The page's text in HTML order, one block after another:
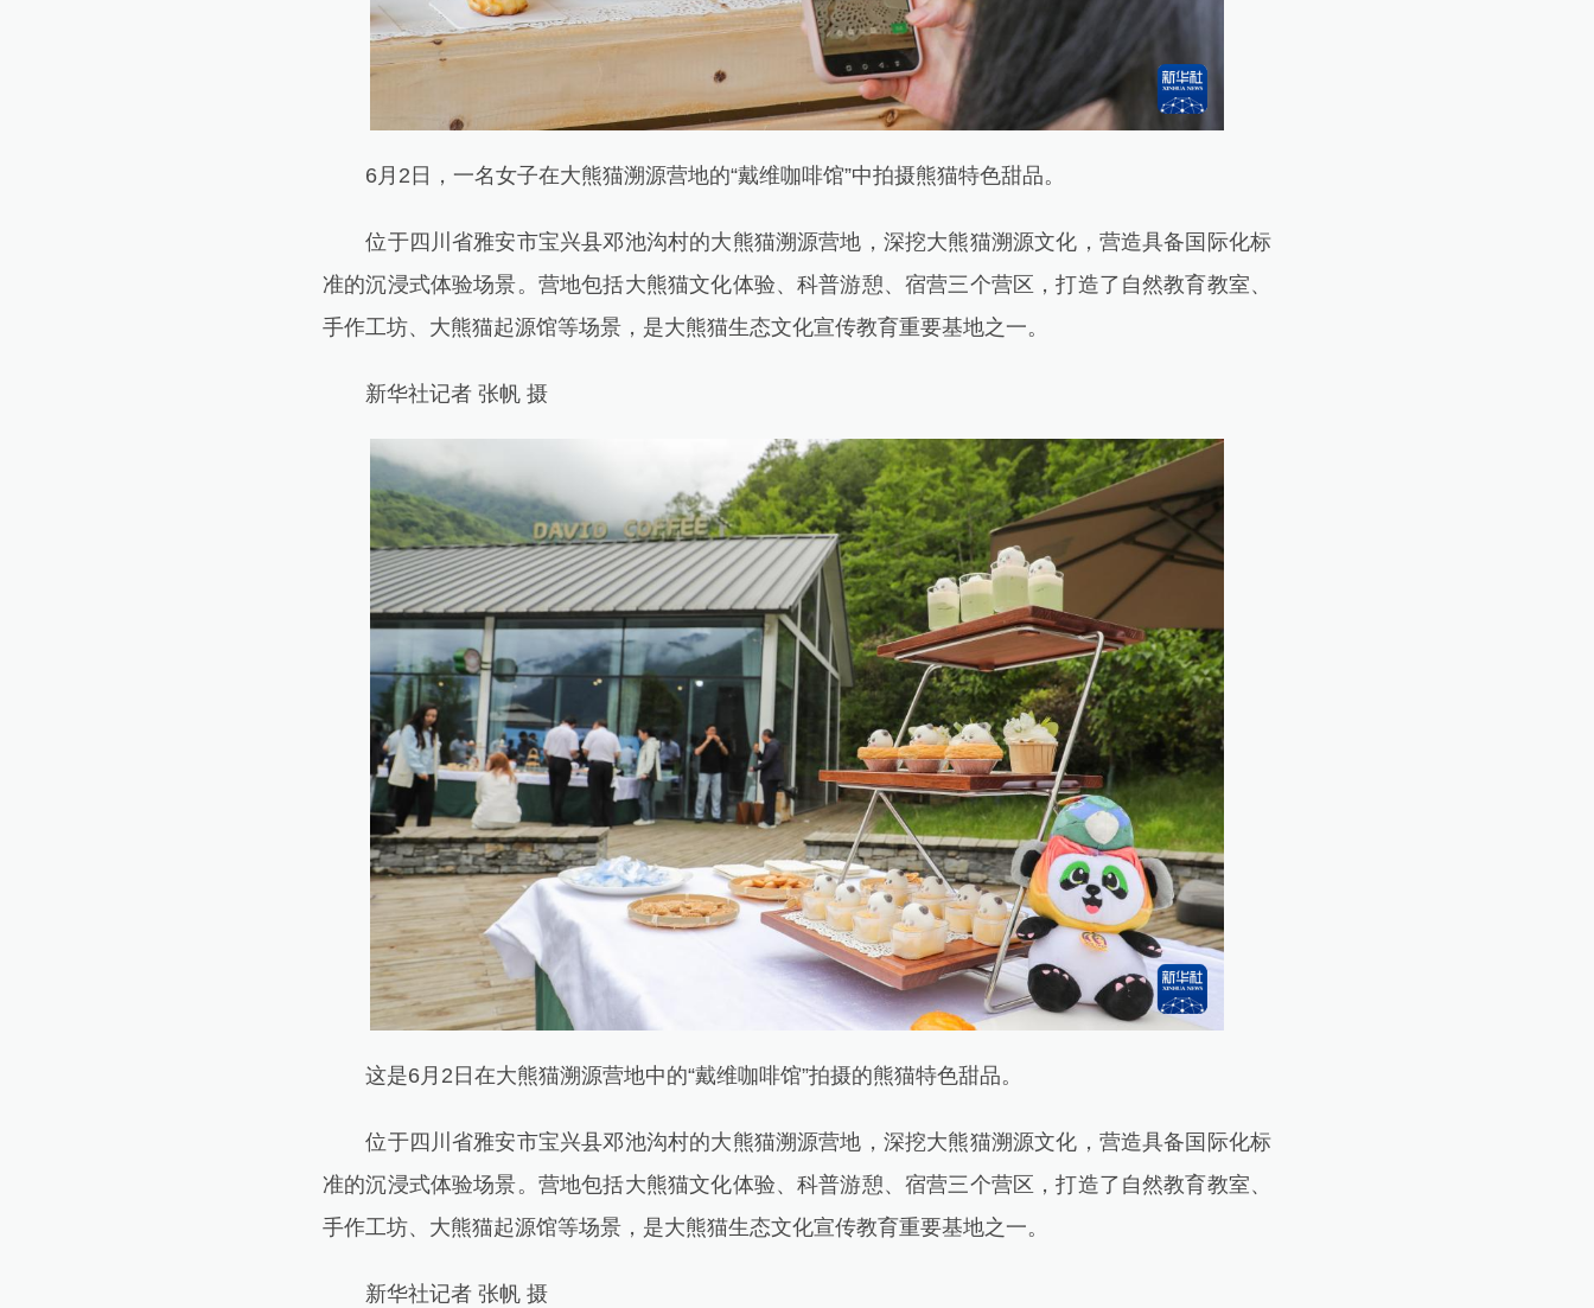
6月2日，一名女子在大熊猫溯源营地的“戴维咖啡馆”中拍摄熊猫特色甜品。
位于四川省雅安市宝兴县邓池沟村的大熊猫溯源营地，深挖大熊猫溯源文化，营造具备国际化标
准的沉浸式体验场景。营地包括大熊猫文化体验、科普游憩、宿营三个营区，打造了自然教育教室、
手作工坊、大熊猫起源馆等场景，是大熊猫生态文化宣传教育重要基地之一。
新华社记者 张帆 摄
这是6月2日在大熊猫溯源营地中的“戴维咖啡馆”拍摄的熊猫特色甜品。
位于四川省雅安市宝兴县邓池沟村的大熊猫溯源营地，深挖大熊猫溯源文化，营造具备国际化标
准的沉浸式体验场景。营地包括大熊猫文化体验、科普游憩、宿营三个营区，打造了自然教育教室、
手作工坊、大熊猫起源馆等场景，是大熊猫生态文化宣传教育重要基地之一。
新华社记者 张帆 摄